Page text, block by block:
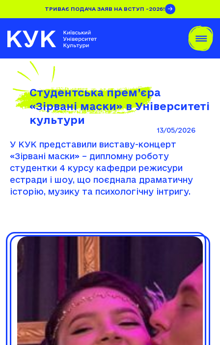
ТРИВАЄ ПОДАЧА ЗАЯВ НА ВСТУП -2026!
Студентська прем’єра
«Зірвані маски» в Університеті
культури
13/05/2026
У КУК представили виставу-концерт
«Зірвані маски» – дипломну роботу
студентки 4 курсу кафедри режисури
естради і шоу, що поєднала драматичну
історію, музику та психологічну інтригу.